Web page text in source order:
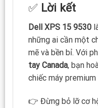
✅ Lời kết
Dell XPS 15 9530
những ai cần một
mẽ và bền bỉ. Với
tay Canada, bạn
chiếc máy
👉 Đừng bỏ lỡ cơ